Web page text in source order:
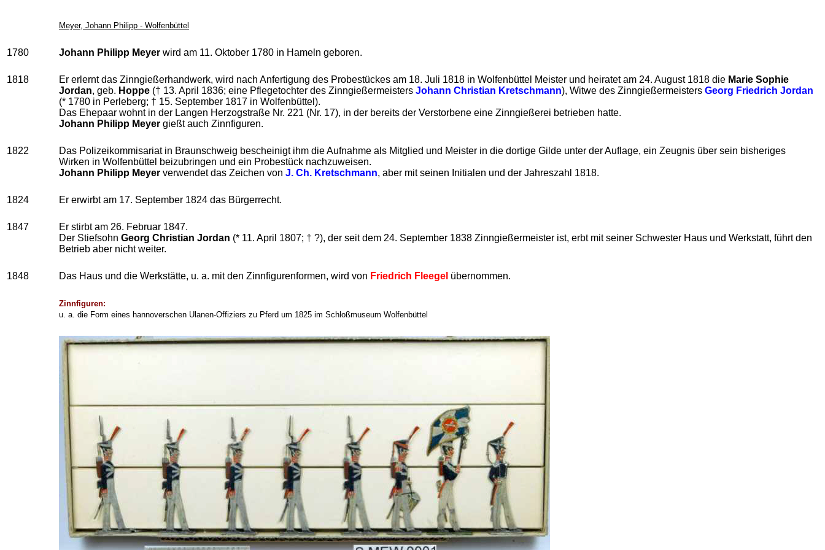
Meyer, Johann Philipp - Wolfenbüttel
1780 Johann Philipp Meyer wird am 11. Oktober 1780 in Hameln geboren.
1818 Er erlernt das Zinngießerhandwerk, wird nach Anfertigung des Probestückes am 18. Juli 1818 in Wolfenbüttel Meister und heiratet am 24. August 1818 die Marie Sophie
Jordan, geb. Hoppe († 13. April 1836; eine Pflegetochter des Zinngießermeisters Johann Christian Kretschmann), Witwe des Zinngießermeisters Georg Friedrich Jordan
(* 1780 in Perleberg; † 15. September 1817 in Wolfenbüttel).
Das Ehepaar wohnt in der Langen Herzogstraße Nr. 221 (Nr. 17), in der bereits der Verstorbene eine Zinngießerei betrieben hatte.
Johann Philipp Meyer gießt auch Zinnfiguren.
1822
Das Polizeikommisariat in Braunschweig bescheinigt ihm die Aufnahme als Mitglied und Meister in die dortige Gilde unter der Auflage, ein Zeugnis über sein bisheriges
Wirken in Wolfenbüttel beizubringen und ein Probestück nachzuweisen.
Johann Philipp Meyer verwendet das Zeichen von J. Ch. Kretschmann, aber mit seinen Initialen und der Jahreszahl 1818.
1824 Er erwirbt am 17. September 1824 das Bürgerrecht.
1847
Er stirbt am 26. Februar 1847.
Der Stiefsohn Georg Christian Jordan (* 11. April 1807; † ?), der seit dem 24. September 1838 Zinngießermeister ist, erbt mit seiner Schwester Haus und Werkstatt, führt den
Betrieb aber nicht weiter.
1848 Das Haus und die Werkstätte, u. a. mit den Zinnfigurenformen, wird von Friedrich Fleegel übernommen.
Zinnfiguren:
u. a. die Form eines hannoverschen Ulanen-Offiziers zu Pferd um 1825 im Schloßmuseum Wolfenbüttel